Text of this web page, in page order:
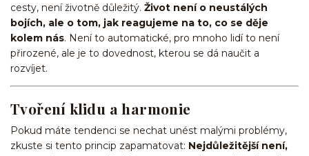
cesty, není životně důležitý. Život není o neustálých
bojích, ale o tom, jak reagujeme na to, co se děje
kolem nás. Není to automatické, pro mnoho lidí to není
přirozené, ale je to dovednost, kterou se dá naučit a
rozvíjet.
Tvoření klidu a harmonie
Pokud máte tendenci se nechat unést malými problémy,
zkuste si tento princip zapamatovat: Nejdůležitější není,